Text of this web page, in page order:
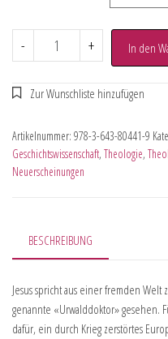
- + In den
Artikelnummer: 978-3-643-80441-9
Geschichtswissenschaft, Theologie,
Neuerscheinungen
BESCHREIBUNG
Jesus spricht aus einer fremden
genannte «Urwalddoktor» gesehen.
dafür, ein durch Krieg zerstörtes